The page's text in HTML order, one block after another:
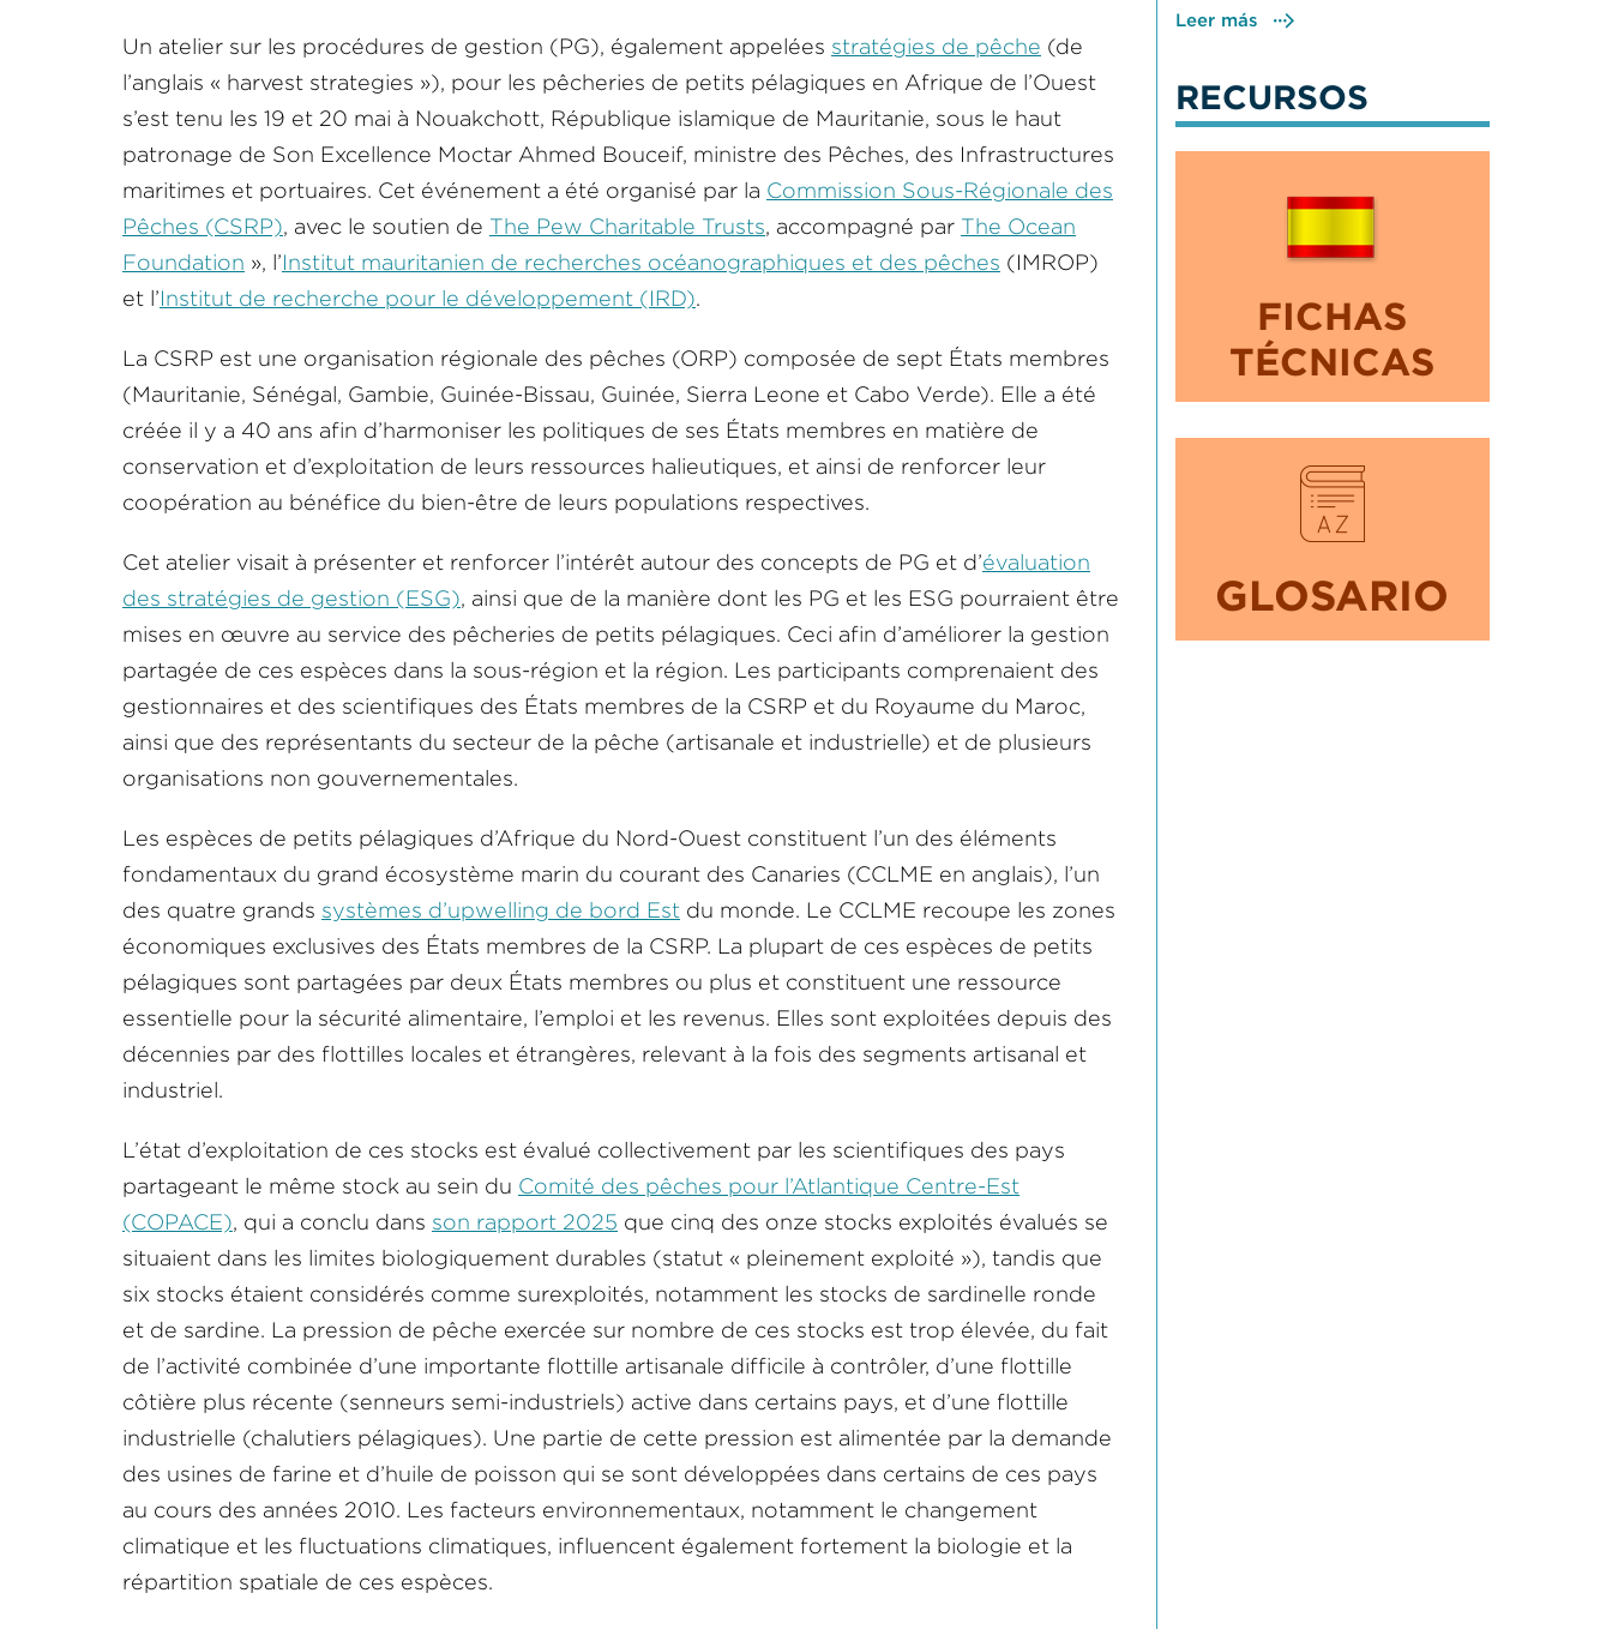
Un atelier sur les procédures de gestion (PG), également appelées stratégies de pêche (de
l’anglais « harvest strategies »), pour les pêcheries de petits pélagiques en Afrique de l’Ouest
s’est tenu les 19 et 20 mai à Nouakchott, République islamique de Mauritanie, sous le haut
patronage de Son Excellence Moctar Ahmed Bouceif, ministre des Pêches, des Infrastructures
maritimes et portuaires. Cet événement a été organisé par la Commission Sous-Régionale des
Pêches (CSRP), avec le soutien de The Pew Charitable Trusts, accompagné par The Ocean
Foundation », l’Institut mauritanien de recherches océanographiques et des pêches (IMROP)
et l’Institut de recherche pour le développement (IRD).
La CSRP est une organisation régionale des pêches (ORP) composée de sept États membres
(Mauritanie, Sénégal, Gambie, Guinée-Bissau, Guinée, Sierra Leone et Cabo Verde). Elle a été
créée il y a 40 ans afin d’harmoniser les politiques de ses États membres en matière de
conservation et d’exploitation de leurs ressources halieutiques, et ainsi de renforcer leur
coopération au bénéfice du bien-être de leurs populations respectives.
Cet atelier visait à présenter et renforcer l’intérêt autour des concepts de PG et d’évaluation
des stratégies de gestion (ESG), ainsi que de la manière dont les PG et les ESG pourraient être
mises en œuvre au service des pêcheries de petits pélagiques. Ceci afin d’améliorer la gestion
partagée de ces espèces dans la sous-région et la région. Les participants comprenaient des
gestionnaires et des scientifiques des États membres de la CSRP et du Royaume du Maroc,
ainsi que des représentants du secteur de la pêche (artisanale et industrielle) et de plusieurs
organisations non gouvernementales.
Les espèces de petits pélagiques d’Afrique du Nord-Ouest constituent l’un des éléments
fondamentaux du grand écosystème marin du courant des Canaries (CCLME en anglais), l’un
des quatre grands systèmes d’upwelling de bord Est du monde. Le CCLME recoupe les zones
économiques exclusives des États membres de la CSRP. La plupart de ces espèces de petits
pélagiques sont partagées par deux États membres ou plus et constituent une ressource
essentielle pour la sécurité alimentaire, l’emploi et les revenus. Elles sont exploitées depuis des
décennies par des flottilles locales et étrangères, relevant à la fois des segments artisanal et
industriel.
L’état d’exploitation de ces stocks est évalué collectivement par les scientifiques des pays
partageant le même stock au sein du Comité des pêches pour l’Atlantique Centre-Est
(COPACE), qui a conclu dans son rapport 2025 que cinq des onze stocks exploités évalués se
situaient dans les limites biologiquement durables (statut « pleinement exploité »), tandis que
six stocks étaient considérés comme surexploités, notamment les stocks de sardinelle ronde
et de sardine. La pression de pêche exercée sur nombre de ces stocks est trop élevée, du fait
de l’activité combinée d’une importante flottille artisanale difficile à contrôler, d’une flottille
côtière plus récente (senneurs semi-industriels) active dans certains pays, et d’une flottille
industrielle (chalutiers pélagiques). Une partie de cette pression est alimentée par la demande
des usines de farine et d’huile de poisson qui se sont développées dans certains de ces pays
au cours des années 2010. Les facteurs environnementaux, notamment le changement
climatique et les fluctuations climatiques, influencent également fortement la biologie et la
répartition spatiale de ces espèces.
Leer más
RECURSOS
FICHAS
TÉCNICAS
GLOSARIO